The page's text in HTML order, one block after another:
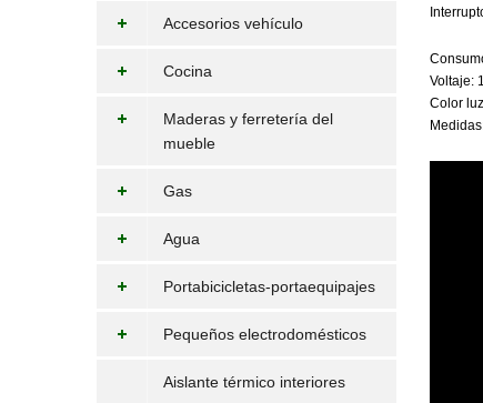
Accesorios vehículo
Cocina
Maderas y ferretería del
mueble
Gas
Agua
Portabicicletas-portaequipajes
Pequeños electrodomésticos
Aislante térmico interiores
Voltaje:
Color